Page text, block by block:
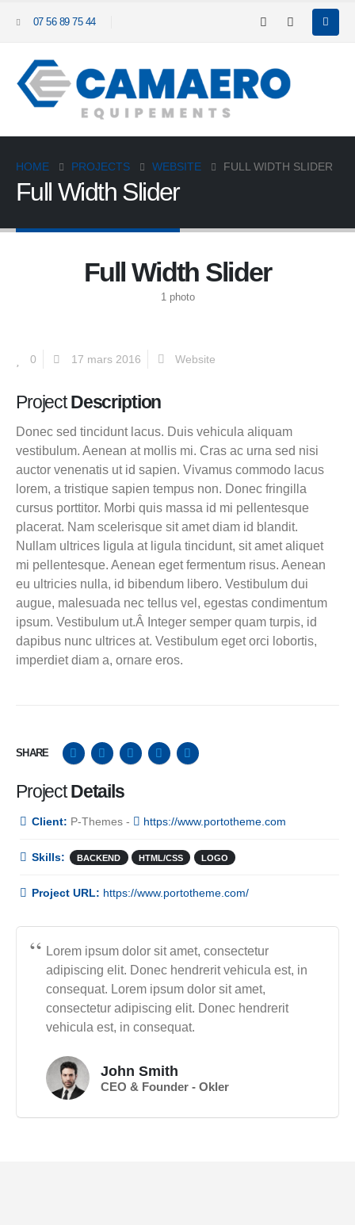
07 56 89 75 44
HOME PROJECTS WEBSITE FULL WIDTH SLIDER
Full Width Slider
Full Width Slider
1 photo
0 17 mars 2016 Website
ProjectDescription
Donec sed tincidunt lacus. Duis vehicula aliquam
vestibulum. Aenean at mollis mi. Cras ac urna sed nisi
auctor venenatis ut id sapien. Vivamus commodo lacus
lorem, a tristique sapien tempus non. Donec fringilla
cursus porttitor. Morbi quis massa id mi pellentesque
placerat. Nam scelerisque sit amet diam id blandit.
Nullam ultrices ligula at ligula tincidunt, sit amet aliquet
mi pellentesque. Aenean eget fermentum risus. Aenean
eu ultricies nulla, id bibendum libero. Vestibulum dui
augue, malesuada nec tellus vel, egestas condimentum
ipsum. Vestibulum ut.Â Integer semper quam turpis, id
dapibus nunc ultrices at. Vestibulum eget orci lobortis,
imperdiet diam a, ornare eros.
SHARE
ProjectDetails
Client: P-Themes - https://www.portotheme.com
Skills: BACKEND HTML/CSS LOGO
Project URL: https://www.portotheme.com/
Lorem ipsum dolor sit amet, consectetur
adipiscing elit. Donec hendrerit vehicula est, in
consequat. Lorem ipsum dolor sit amet,
consectetur adipiscing elit. Donec hendrerit
vehicula est, in consequat.
John Smith
CEO & Founder - Okler